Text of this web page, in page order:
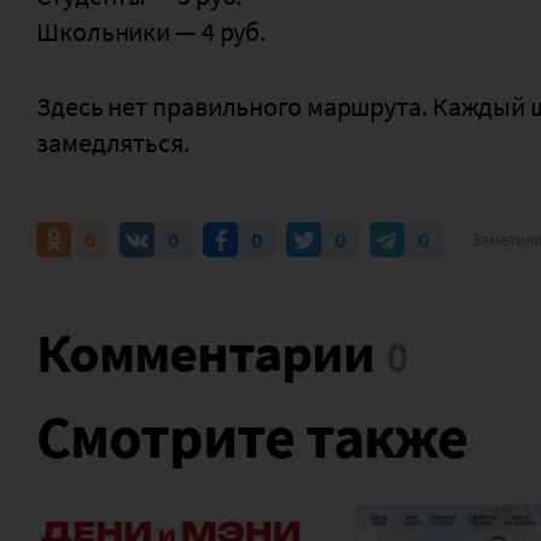
Школьники — 4 руб.
Здесь нет правильного маршрута. Каждый
замедляться.
0 0 0 0 0
Комментарии
Смотрите также